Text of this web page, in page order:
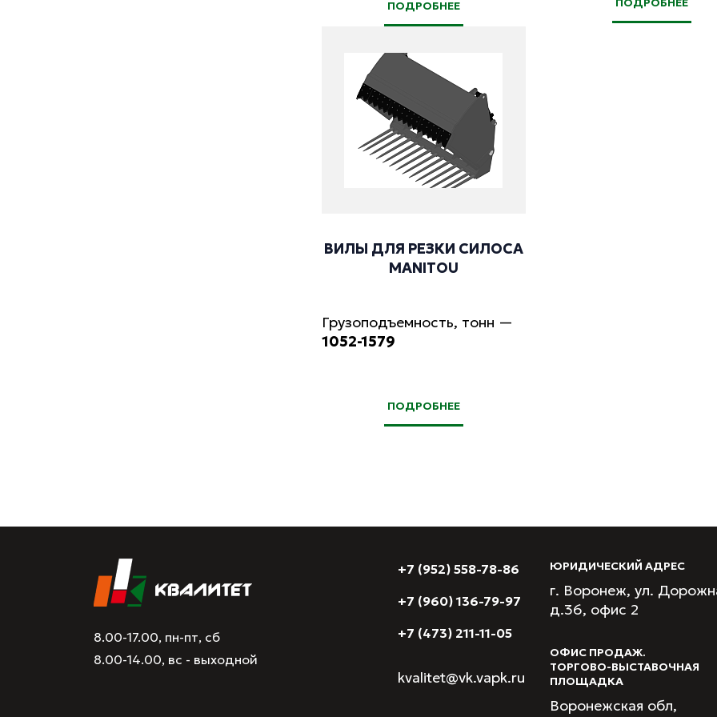
ПОДРОБНЕЕ
ВИЛЫ ДЛЯ РЕЗКИ СИЛОСА
МANITOU
Грузоподъемность, тонн —
1052-1579
ПОДРОБНЕЕ
8.00-17.00, пн-пт, сб
8.00-14.00, вс - выходной
+7 (952) 558-78-86
+7 (960) 136-79-97
+7 (473) 211-11-05
kvalitet@vk.vapk.ru
ЮРИДИЧЕСКИЙ АДРЕС
г. Воронеж, ул.
д.36, офис 2
ОФИС ПРОДАЖ.
ТОРГОВО-ВЫСТАВОЧНАЯ
ПЛОЩАДКА
Воронежская обл,